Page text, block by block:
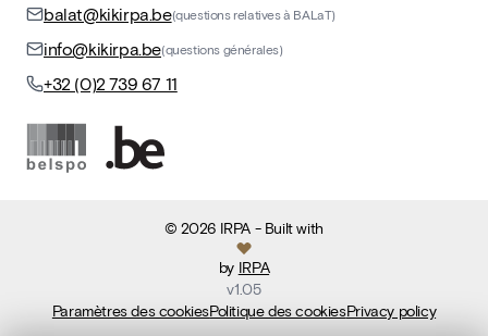
balat@kikirpa.be(questions relatives à BALaT)
info@kikirpa.be(questions générales)
+32 (0)2 739 67 11
©2026 IRPA- Built with
by IRPA
v1.05
Paramètres des cookiesPolitique des cookiesPrivacy policy